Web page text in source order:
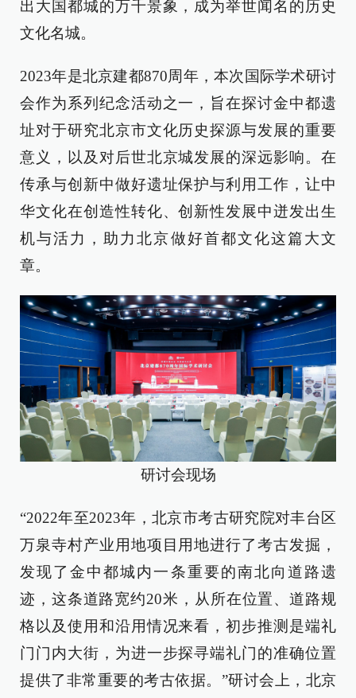
出大国都城的万千景象，成为举世闻名的历史
文化名城。
2023年是北京建都870周年，本次国际学术研讨
会作为系列纪念活动之一，旨在探讨金中都遗
址对于研究北京市文化历史探源与发展的重要
意义，以及对后世北京城发展的深远影响。在
传承与创新中做好遗址保护与利用工作，让中
华文化在创造性转化、创新性发展中迸发出生
机与活力，助力北京做好首都文化这篇大文
章。
研讨会现场
“2022年至2023年，北京市考古研究院对丰台区
万泉寺村产业用地项目用地进行了考古发掘，
发现了金中都城内一条重要的南北向道路遗
迹，这条道路宽约20米，从所在位置、道路规
格以及使用和沿用情况来看，初步推测是端礼
门门内大街，为进一步探寻端礼门的准确位置
提供了非常重要的考古依据。”研讨会上，北京